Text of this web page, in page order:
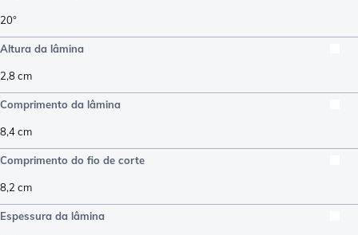
20°
Altura da lâmina
2,8cm
Comprimento da lâmina
8,4cm
Comprimento do fio de corte
8,2 cm
Espessura da lâmina